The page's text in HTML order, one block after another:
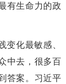
有生命力的政
变化最敏感、
中去，很多百
答案。习近平